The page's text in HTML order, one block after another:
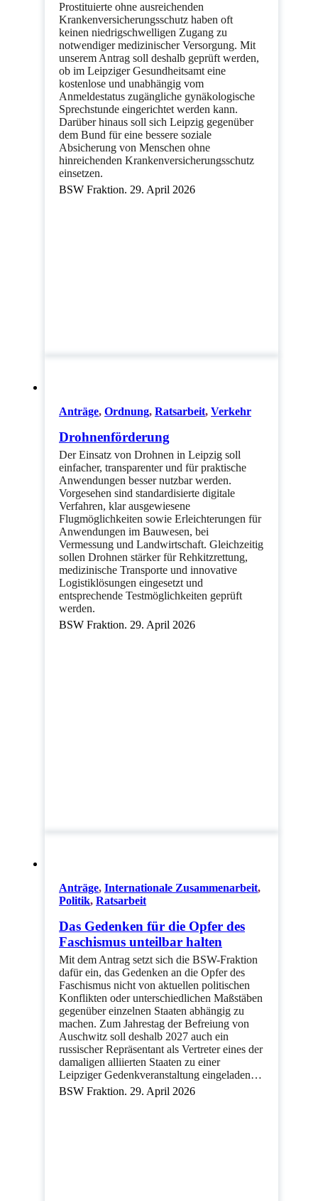
Prostituierte ohne ausreichenden
Krankenversicherungsschutz haben oft
keinen niedrigschwelligen Zugang zu
notwendiger medizinischer Versorgung. Mit
unserem Antrag soll deshalb geprüft werden,
ob im Leipziger Gesundheitsamt eine
kostenlose und unabhängig vom
Anmeldestatus zugängliche gynäkologische
Sprechstunde eingerichtet werden kann.
Darüber hinaus soll sich Leipzig gegenüber
dem Bund für eine bessere soziale
Absicherung von Menschen ohne
hinreichenden Krankenversicherungsschutz
einsetzen.
BSW Fraktion. 29. April 2026
Anträge, Ordnung, Ratsarbeit, Verkehr
Drohnenförderung
Der Einsatz von Drohnen in Leipzig soll
einfacher, transparenter und für praktische
Anwendungen besser nutzbar werden.
Vorgesehen sind standardisierte digitale
Verfahren, klar ausgewiesene
Flugmöglichkeiten sowie Erleichterungen für
Anwendungen im Bauwesen, bei
Vermessung und Landwirtschaft. Gleichzeitig
sollen Drohnen stärker für Rehkitzrettung,
medizinische Transporte und innovative
Logistiklösungen eingesetzt und
entsprechende Testmöglichkeiten geprüft
werden.
BSW Fraktion. 29. April 2026
Anträge, Internationale Zusammenarbeit,
Politik, Ratsarbeit
Das Gedenken für die Opfer des
Faschismus unteilbar halten
Mit dem Antrag setzt sich die BSW-Fraktion
dafür ein, das Gedenken an die Opfer des
Faschismus nicht von aktuellen politischen
Konflikten oder unterschiedlichen Maßstäben
gegenüber einzelnen Staaten abhängig zu
machen. Zum Jahrestag der Befreiung von
Auschwitz soll deshalb 2027 auch ein
russischer Repräsentant als Vertreter eines der
damaligen alliierten Staaten zu einer
Leipziger Gedenkveranstaltung eingeladen…
BSW Fraktion. 29. April 2026